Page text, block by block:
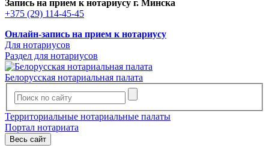
Запись на прием к нотариусу г. Минска
+375 (29) 114-45-45
Онлайн-запись на прием к нотариусу
Для нотариусов
Раздел для нотариусов
Белорусская нотариальная палата
Территориальные нотариальные палаты
Портал нотариата
Весь сайт